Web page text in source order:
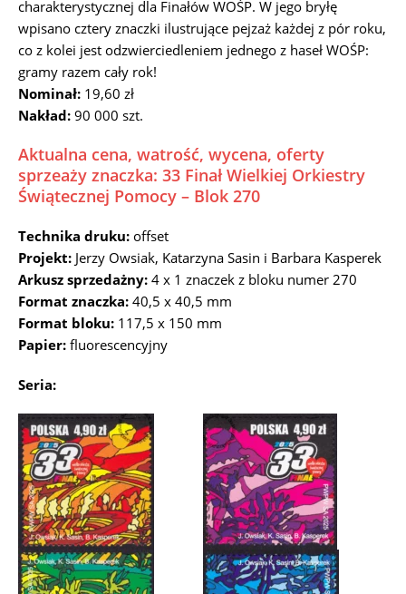
charakterystycznej dla Finałów WOŚP. W jego bryłę
wpisano cztery znaczki ilustrujące pejzaż każdej z pór roku,
co z kolei jest odzwierciedleniem jednego z haseł WOŚP:
gramy razem cały rok!
Nominał: 19,60 zł
Nakład: 90 000 szt.
Aktualna cena, watrość, wycena, oferty
sprzeaży znaczka: 33 Finał Wielkiej Orkiestry
Świątecznej Pomocy – Blok 270
Technika druku: offset
Projekt: Jerzy Owsiak, Katarzyna Sasin i Barbara Kasperek
Arkusz sprzedażny: 4 x 1 znaczek z bloku numer 270
Format znaczka: 40,5 x 40,5 mm
Format bloku: 117,5 x 150 mm
Papier: fluorescencyjny
Seria: